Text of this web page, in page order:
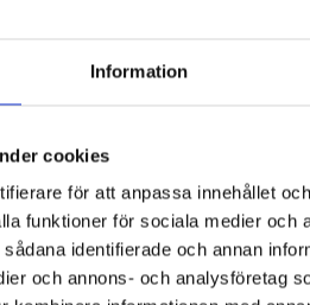
Information
cookies
för att anpassa innehållet
funktioner för sociala medier och
identifierade och annan
och annons- och analysföretag
gav 200 kr
startat insamlingen ♥️ och varmt tack till
gåva. Tillsammans gör vi skillnad för